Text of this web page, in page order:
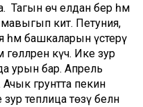
Тагын өч елдан бер һәм
мавыгып китә. Петуния,
һәм башкаларын үстерү
гөлләренә күчә. Ике зур
урын бар. Апрель
грунтта пекин
зур теплица төзү белән